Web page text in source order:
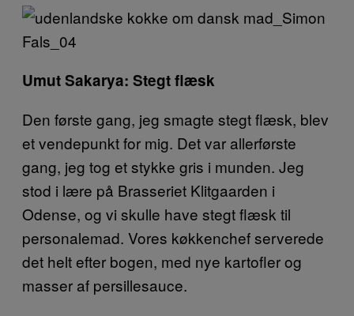
Umut Sakarya: Stegt flæsk
Den første gang, jeg smagte stegt flæsk, blev
et vendepunkt for mig. Det var allerførste
gang, jeg tog et stykke gris i munden. Jeg
stod i lære på Brasseriet Klitgaarden i
Odense, og vi skulle have stegt flæsk til
personalemad. Vores køkkenchef serverede
det helt efter bogen, med nye kartofler og
masser af persillesauce.